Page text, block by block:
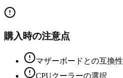
購入時の注意点
マザーボードとの互換性
CPUクーラーの選択